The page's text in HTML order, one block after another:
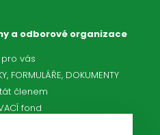
a odborové organizace
vás
FORMULÁŘE, DOKUMENTY
členem
fond